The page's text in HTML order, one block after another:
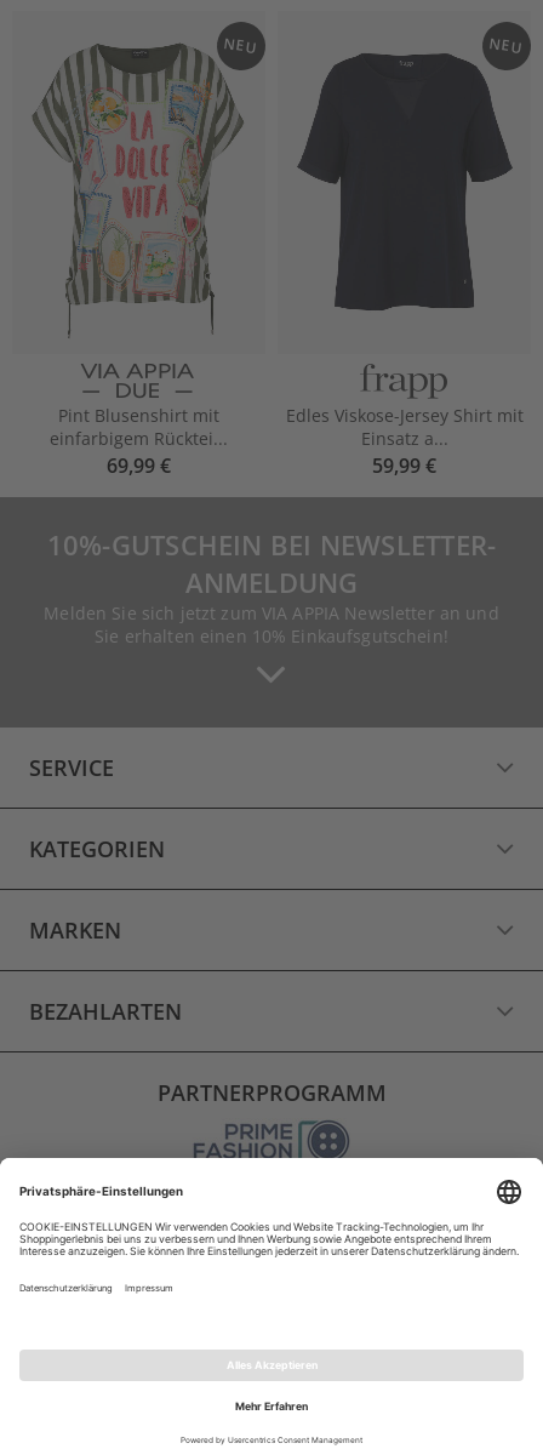
NEU
Pint Blusenshirt mit
einfarbigem Rücktei...
69,99 €
NEU
Edles Viskose-Jersey Shirt mit
Einsatz a...
59,99 €
10%-GUTSCHEIN BEI NEWSLETTER-
ANMELDUNG
Melden Sie sich jetzt zum VIA APPIA Newsletter an und
Sie erhalten einen 10% Einkaufsgutschein!
SERVICE
KATEGORIEN
MARKEN
BEZAHLARTEN
PARTNERPROGRAMM
VERSAND
WIDERRUF
VERTRAG WIDERRUFEN